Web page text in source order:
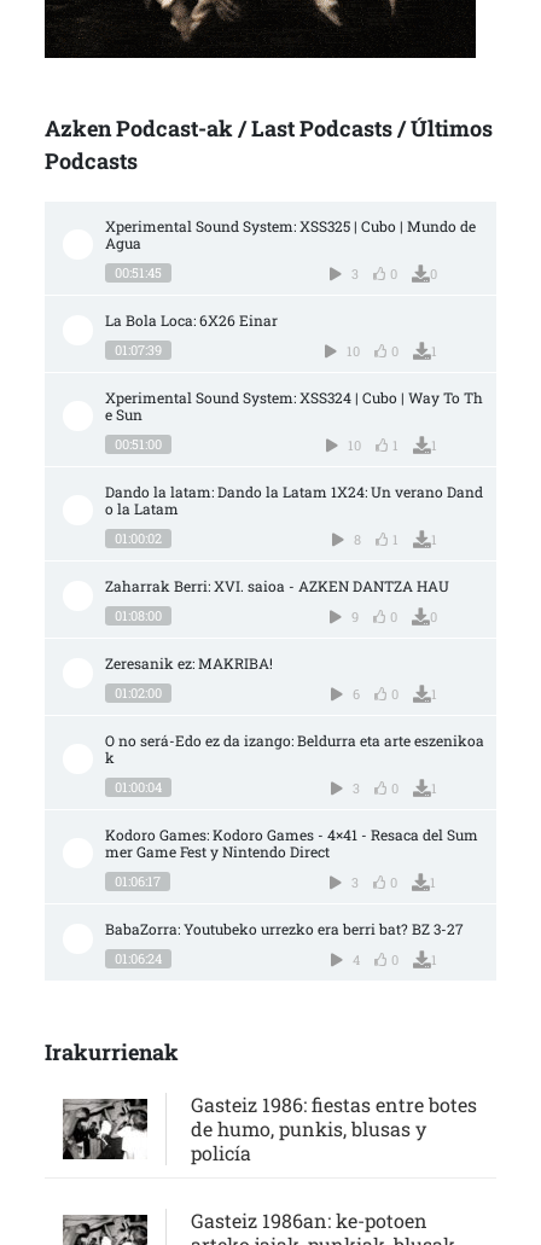
Azken Podcast-ak / Last Podcasts / Últimos
Podcasts
Xperimental Sound System: XSS325 | Cubo | Mundo de
Agua
00:51:45 3 0 0
La Bola Loca: 6X26 Einar
01:07:39 10 0 1
Xperimental Sound System: XSS324 | Cubo | Way To Th
e Sun
00:51:00 10 1 1
Dando la latam: Dando la Latam 1X24: Un verano Dand
o la Latam
01:00:02 8 1 1
Zaharrak Berri: XVI. saioa - AZKEN DANTZA HAU
01:08:00 9 0 0
Zeresanik ez: MAKRIBA!
01:02:00 6 0 1
O no será-Edo ez da izango: Beldurra eta arte eszenikoa
k
01:00:04 3 0 1
Kodoro Games: Kodoro Games - 4×41 - Resaca del Sum
mer Game Fest y Nintendo Direct
01:06:17 3 0 1
BabaZorra: Youtubeko urrezko era berri bat? BZ 3-27
01:06:24 4 0 1
Irakurrienak
Gasteiz 1986: fiestas entre botes
de humo, punkis, blusas y
policía
Gasteiz 1986an: ke-potoen